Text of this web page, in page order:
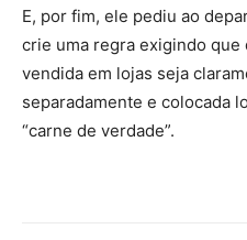
E, por fim, ele pediu ao
crie uma regra exigindo
vendida em lojas seja
separadamente e colocada
“carne de verdade”.